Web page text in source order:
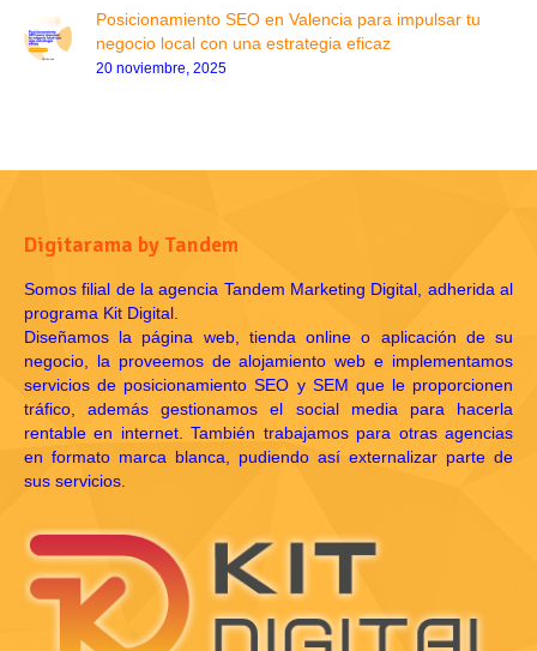
Posicionamiento SEO en Valencia para impulsar tu
negocio local con una estrategia eficaz
20 noviembre, 2025
Digitarama by Tandem
Somos filial de la agencia Tandem Marketing Digital, adherida al
programa Kit Digital.
Diseñamos la página web, tienda online o aplicación de su
negocio, la proveemos de alojamiento web e implementamos
servicios de posicionamiento SEO y SEM que le proporcionen
tráfico, además gestionamos el social media para hacerla
rentable en internet. También trabajamos para otras agencias
en formato marca blanca, pudiendo así externalizar parte de
sus servicios.